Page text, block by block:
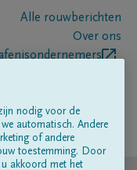
Alle rouwberichten
Over ons
nodig voor de
automatisch. Andere
of andere
toestemming. Door
akkoord met het